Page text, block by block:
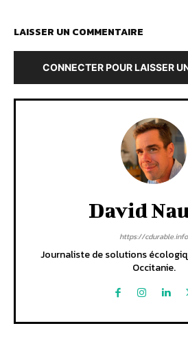
LAISSER UN COMMENTAIRE
CONNECTER POUR LAISSER
David
https://cdurable.info
Journaliste de solutions
Occitanie.